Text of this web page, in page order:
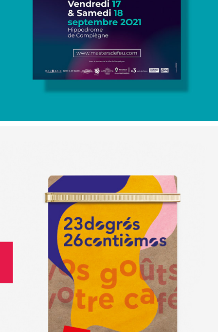
PACKAGING - CAFÉ
D'EXCEPTION
2023